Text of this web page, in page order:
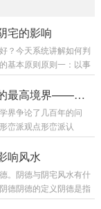
宅的影响
？今天系统讲解如何判
基本原则原则一：以事
事实为准。好风水的事
贵人相助家族相对稳定
要多代观察，不能只看
察五代以上观察家族整
社会环境教育水...
阴宅"进阶技法"：阴宅风水的最高境界——形气合一
界争论了几百年的问
峦派观点形峦派认
：峦头是根本，没有好
使理气一般，也能有不
吉凶，峦头只是辅助只
效果峦头只是理气的载
响风水
。阴德与阴宅风水有什
德阴德的定义阴德是指
特征：不为人知的善行